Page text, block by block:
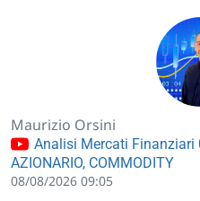
Maurizio Orsini
Analisi Mercati Finanziari
AZIONARIO, COMMODITY
08/08/2026 09:05